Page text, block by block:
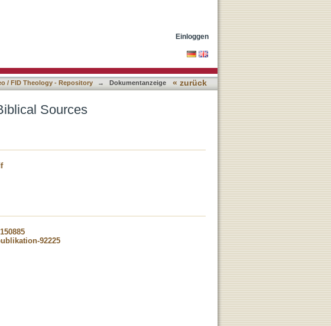
Einloggen
/ FID Theology - Repository → Dokumentanzeige « zurück
Sources
92225